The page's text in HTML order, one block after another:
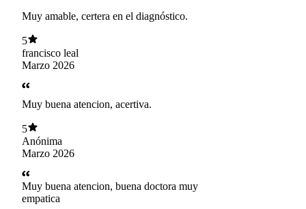
Muy amable, certera en el diagnóstico.
5
francisco leal
Marzo 2026
Muy buena atencion, acertiva.
5
Anónima
Marzo 2026
Muy buena atencion, buena doctora muy
empatica